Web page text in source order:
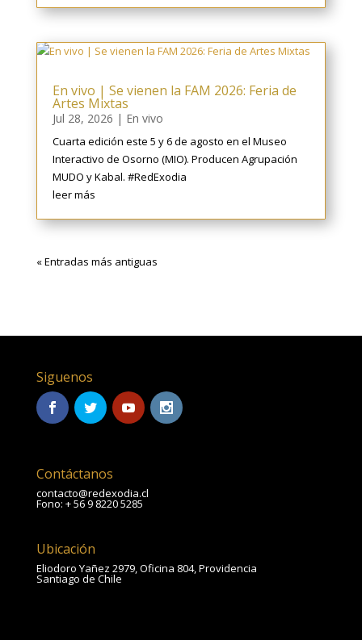
En vivo | Se vienen la FAM 2026: Feria de
Artes Mixtas
Jul 28, 2026 | En vivo
Cuarta edición este 5 y 6 de agosto en el Museo
Interactivo de Osorno (MIO). Producen Agrupación
MUDO y Kabal. #RedExodia
leer más
« Entradas más antiguas
Siguenos
Contáctanos
contacto@redexodia.cl
Fono: + 56 9 8220 5285
Ubicación
Eliodoro Yañez 2979, Oficina 804, Providencia
Santiago de Chile